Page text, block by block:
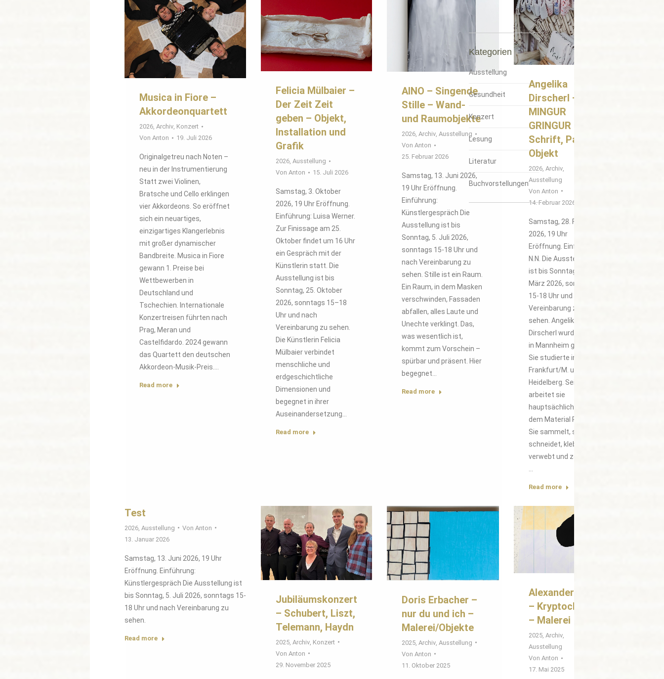
Musica in Fiore –
Akkordeonquartett
2026, Archiv, Konzert
Von Anton 19. Juli 2026
Originalgetreu nach Noten –
neu in der Instrumentierung
Statt zwei Violinen,
Bratsche und Cello erklingen
vier Akkordeons. So eröffnet
sich ein neuartiges,
einzigartiges Klangerlebnis
mit großer dynamischer
Bandbreite. Musica in Fiore
gewann 1. Preise bei
Wettbewerben in
Deutschland und
Tschechien. Internationale
Konzertreisen führten nach
Prag, Meran und
Castelfidardo. 2024 gewann
das Quartett den deutschen
Akkordeon-Musik-Preis.…
Read more
Felicia Mülbaier –
Der Zeit Zeit
geben – Objekt,
Installation und
Grafik
2026, Ausstellung
Von Anton 15. Juli 2026
Samstag, 3. Oktober
2026, 19 Uhr Eröffnung.
Einführung: Luisa Werner.
Zur Finissage am 25.
Oktober findet um 16 Uhr
ein Gespräch mit der
Künstlerin statt. Die
Ausstellung ist bis
Sonntag, 25. Oktober
2026, sonntags 15–18
Uhr und nach
Vereinbarung zu sehen.
Die Künstlerin Felicia
Mülbaier verbindet
menschliche und
erdgeschichtliche
Dimensionen und
begegnet in ihrer
Auseinandersetzung…
Read more
AINO – Singende
Stille – Wand-
und Raumobjekte
2026, Archiv, Ausstellung
Von Anton
25. Februar 2026
Samstag, 13. Juni 2026,
19 Uhr Eröffnung.
Einführung:
Künstlergespräch Die
Ausstellung ist bis
Sonntag, 5. Juli 2026,
sonntags 15-18 Uhr und
nach Vereinbarung zu
sehen. Stille ist ein Raum.
Ein Raum, in dem Masken
verschwinden, Fassaden
abfallen, alles Laute und
Unechte verklingt. Das,
was wesentlich ist,
kommt zum Vorschein –
spürbar und präsent. Hier
begegnet…
Read more
Angelika
Dirscherl –
MINGUR
GRINGUR –
Schrift, Papier,
Objekt
2026 Archiv
Ausstellung
Von Anton
14. Februar 2026
Samstag, 28. Februar
2026, 19 Uhr
Eröffnung. Einführung:
N.N. Die Ausstellung
ist bis Sonntag, 22.
März 2026, sonntags
15-18 Uhr und nach
Vereinbarung zu
sehen. Angelika
Dirscherl wurde 1957
in Mannheim geboren.
Sie studierte in
Frankfurt/M. und
Heidelberg. Seit 1980
arbeitet sie
hauptsächlich mit
dem Material Papier.
Sie sammelt, schöpft,
schneidet, klebt,
verwebt und zeichnet.
Read more
Test
2026 Ausstellung Von Anton
13. Januar 2026
Samstag, 13. Juni 2026, 19 Uhr
Eröffnung. Einführung:
Künstlergespräch Die Ausstellung ist
bis Sonntag, 5. Juli 2026, sonntags 15-
18 Uhr und nach Vereinbarung zu
sehen.
Read more
Jubiläumskonzert
– Schubert, Liszt,
Telemann, Haydn
2025 Archiv Konzert
Von Anton
29. November 2025
Doris Erbacher –
nur du und ich –
Malerei/Objekte
2025 Archiv Ausstellung
Von Anton
11. Oktober 2025
Alexander Horn
– Kryptochrom
– Malerei
2025, Archiv,
Ausstellung
Von Anton
17. Mai 2025
Kategorien
Ausstellung
Gesundheit
Konzert
Lesung
Literatur
Buchvorstellungen